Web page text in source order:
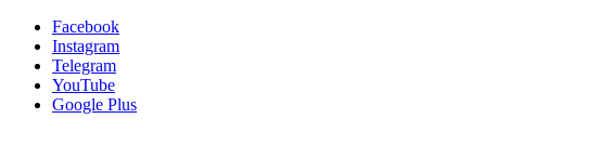
Facebook
Instagram
Telegram
YouTube
Google Plus